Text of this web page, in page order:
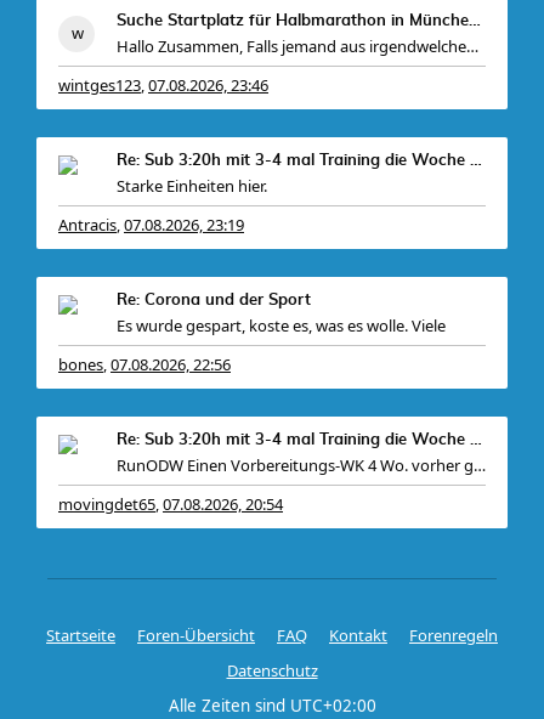
Suche Startplatz für Halbmarathon in München am 11
Hallo Zusammen, Falls jemand aus irgendwelchen Gr
wintges123,07.08.2026, 23:46
Re: Sub 3:20h mit 3-4 mal Training die Woche machb
Starke Einheiten hier.
Bei mir gabs ein
Antracis,07.08.2026, 23:19
Re: Corona und der Sport
Es wurde gespart, koste es, was es wolle. Viele
bones,07.08.2026, 22:56
Re: Sub 3:20h mit 3-4 mal Training die Woche machb
RunODW Einen Vorbereitungs-WK 4 Wo. vorher gibt es
movingdet65,07.08.2026, 20:54
Startseite Foren-Übersicht FAQ Kontakt
Forenregeln
Datenschutz
Alle Zeiten sind UTC+02:00